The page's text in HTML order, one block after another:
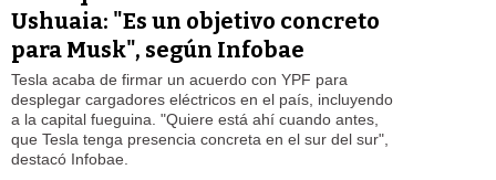
Ushuaia: "Es un objetivo concreto
para Musk", según Infobae
Tesla acaba de firmar un acuerdo con YPF para
desplegar cargadores eléctricos en el país, incluyendo
a la capital fueguina. "Quiere está ahí cuando antes,
que Tesla tenga presencia concreta en el sur del sur",
destacó Infobae.